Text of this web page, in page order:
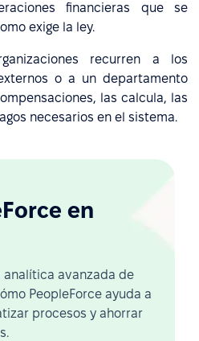
financieras que se
exige la ley.
recurren a los
o a un departamento
las calcula, las
necesarios en el sistema.
en
analítica avanzada de
PeopleForce ayuda a
procesos y ahorrar